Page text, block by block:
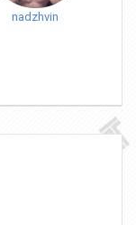
nadzhvin